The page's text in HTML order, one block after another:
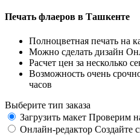
Печать флаеров в Ташкенте
Полноцветная печать на
Можно сделать дизайн
Расчет цен за несколько
Возможность очень
часов
Выберите тип заказа
Загрузить макет Проверим
Онлайн-редактор Создайте